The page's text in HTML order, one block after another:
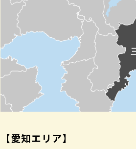
【愛知エリア】